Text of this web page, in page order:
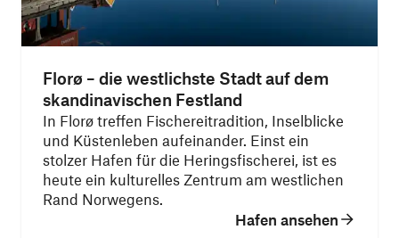
Florø – die westlichste Stadt auf dem
skandinavischen Festland
In Florø treffen Fischereitradition, Inselblicke
und Küstenleben aufeinander. Einst ein
stolzer Hafen für die Heringsfischerei, ist es
heute ein kulturelles Zentrum am westlichen
Rand Norwegens.
Hafen ansehen